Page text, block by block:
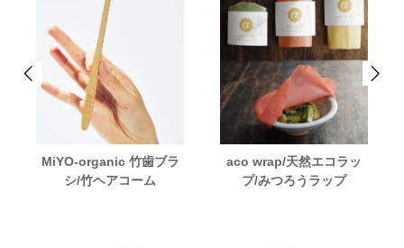
MiYO-organic 竹歯ブラ
シ/竹ヘアコーム
aco wrap/天然エコラッ
プ/みつろうラップ